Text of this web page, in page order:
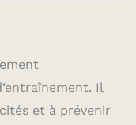
Il
et à prévenir